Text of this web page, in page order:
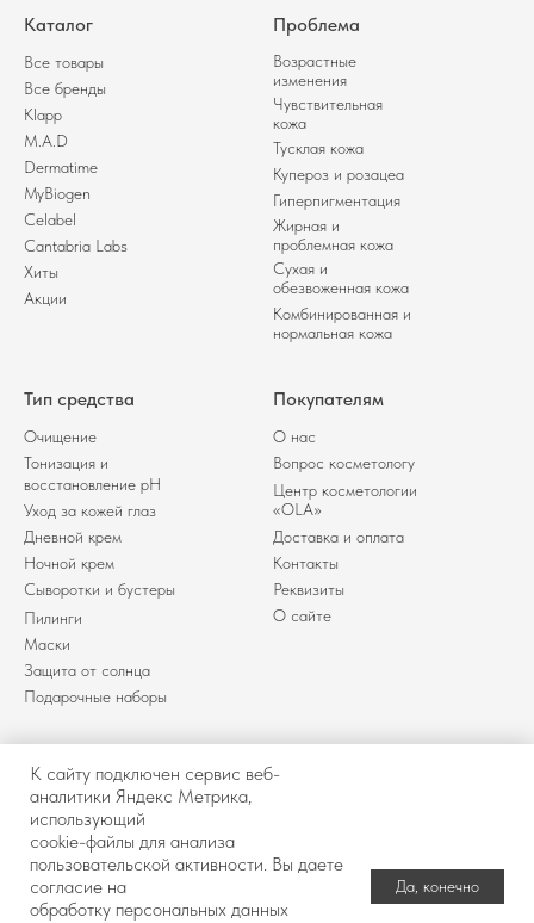
О нас
Доставка и оплата
Центр косметологии
«OLA»
Вопрос косметологу
О сайте
Реквизиты
Контакты
Покупателям
Тусклая кожа
Жирная и
проблемная кожа
Комбинированная и
нормальная кожа
Сухая и
обезвоженная кожа
Гиперпигментация
Купероз и розацеа
Возрастные
изменения
Чувствительная
кожа
Проблема
Тонизация и
восстановление pH
Очищение
Уход за кожей глаз
Дневной крем
Пилинги
Маски
Подарочные наборы
Защита от солнца
Ночной крем
Сыворотки и бустеры
данных
Договор оферты
Разработка сайта
© 2025-2026 Интернет магазин «BUROО» Все права
Тип средства
Каталог
MyBiogen
Dermatime
Хиты
Акции
Cantabria Labs
Celabel
M.A.D
Klapp
Все товары
Все бренды
К сайту подключен сервис веб-
аналитики Яндекс Метрика,
использующий
cookie-файлы для анализа
пользовательской активности. Вы даете
согласие на
обработку персональных данных
Да, конечно